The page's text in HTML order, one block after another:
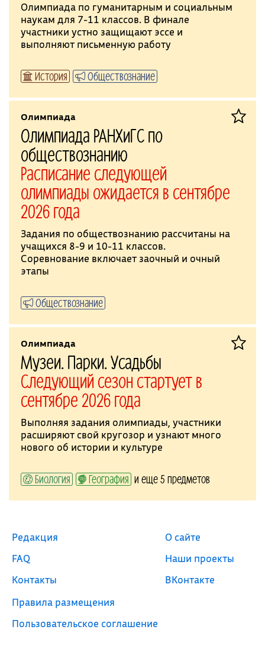
Олимпиада по гуманитарным и социальным
наукам для 7-11 классов. В финале
участники устно защищают эссе и
выполняют письменную работу
История Обществознание
Олимпиада
Олимпиада РАНХиГС по
обществознанию
Расписание следующей
олимпиады ожидается в сентябре
2026 года
Задания по обществознанию рассчитаны на
учащихся 8-9 и 10-11 классов.
Соревнование включает заочный и очный
этапы
Обществознание
Олимпиада
Музеи. Парки. Усадьбы
Следующий сезон стартует в
сентябре 2026 года
Выполняя задания олимпиады, участники
расширяют свой кругозор и узнают много
нового об истории и культуре
Биология География и еще 5 предметов
Редакция
FAQ
Контакты
Правила размещения
Пользовательское соглашение
О сайте
Наши проекты
ВКонтакте